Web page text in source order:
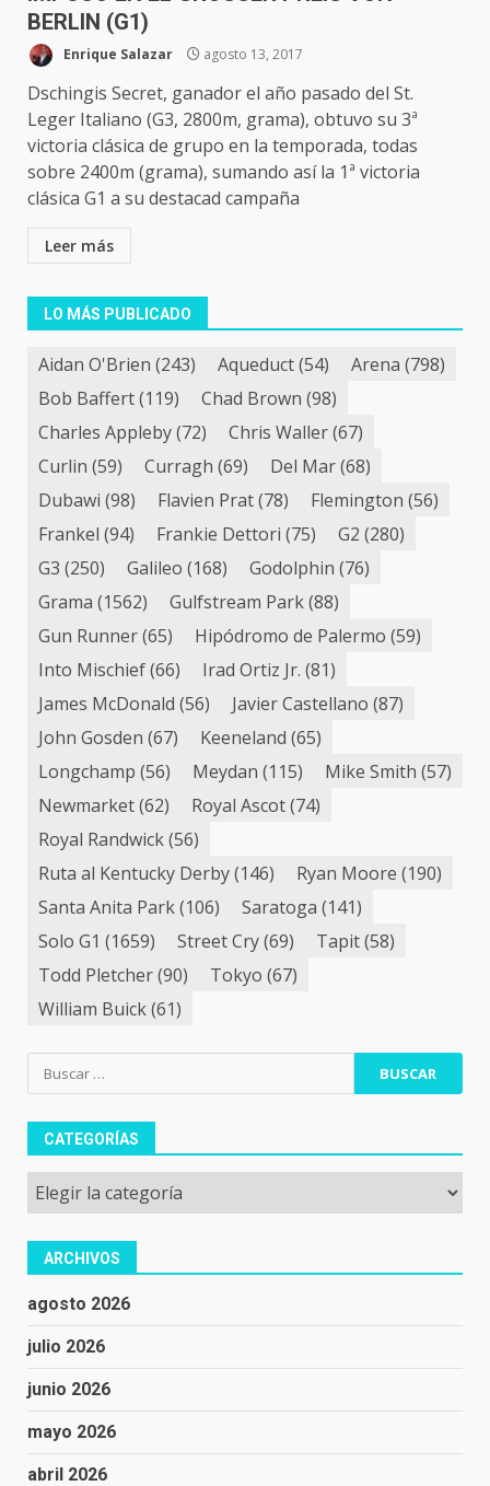
BERLIN (G1)
Enrique Salazar agosto 13, 2017
Dschingis Secret, ganador el año pasado del St.
Leger Italiano (G3, 2800m, grama), obtuvo su 3ª
victoria clásica de grupo en la temporada, todas
sobre 2400m (grama), sumando así la 1ª victoria
clásica G1 a su destacad campaña
Leer más
LO MÁS PUBLICADO
Aidan O'Brien (243) Aqueduct(54) Arena (798)
Bob Baffert(119) Chad Brown (98)
Charles Appleby(72) Chris Waller(67)
Curlin (59) Curragh (69) Del Mar(68)
Dubawi (98) Flavien Prat(78) Flemington (56)
Frankel (94) Frankie Dettori (75) G2 (280)
G3 (250) Galileo (168) Godolphin (76)
Grama (1562) Gulfstream Park(88)
Gun Runner(65) Hipódromo de Palermo (59)
Into Mischief(66) Irad Ortiz Jr. (81)
James McDonald (56) Javier Castellano (87)
John Gosden (67) Keeneland (65)
Longchamp (56) Meydan (115) Mike Smith (57)
Newmarket(62) Royal Ascot(74)
Royal Randwick(56)
Ruta al Kentucky Derby(146) Ryan Moore (190)
Santa Anita Park(106) Saratoga (141)
Solo G1 (1659) Street Cry(69) Tapit(58)
Todd Pletcher(90) Tokyo (67)
William Buick(61)
Buscar:
CATEGORÍAS
Categorías
ARCHIVOS
agosto 2026
julio 2026
junio 2026
mayo 2026
abril 2026